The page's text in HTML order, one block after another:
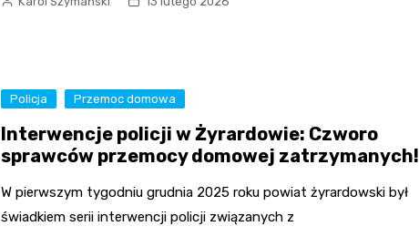
Policja Przemoc domowa
Interwencje policji w Żyrardowie: Czworo
sprawców przemocy domowej zatrzymanych!
W pierwszym tygodniu grudnia 2025 roku powiat żyrardowski był
świadkiem serii interwencji policji związanych z